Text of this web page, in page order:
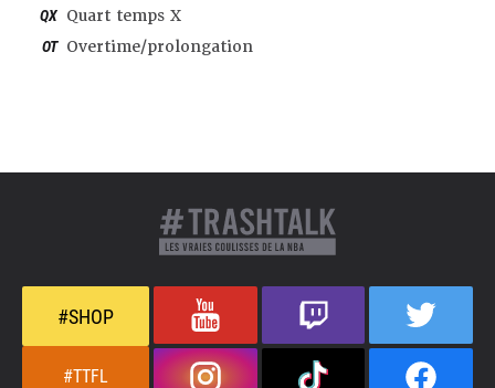
QX Quart temps X
OT Overtime/prolongation
#SHOP
#TTFL